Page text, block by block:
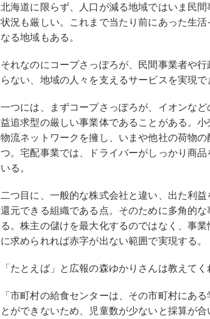
北海道に限らず、人口が減る地域ではいま民
状況も厳しい。これまで当たり前にあった生
なる地域もある。
それなのにコープさっぽろが、民間事業者や
らない、地域の人々を支えるサービスを実現
一つには、まずコープさっぽろが、イオンな
益追求型の厳しい事業体であることがある。
物流ネットワークを擁し、いまや他社の荷物
つ。宅配事業では、ドライバーがしっかり商
いる。
二つ目に、一般的な株式会社と違い、出た利
還元できる組織である点。そのために多角的
る。株主の儲けを最大化するのではなく、事
に求められれば赤字が出ない範囲で実現する。
「たとえば」と広報の森ゆかりさんは教えてく
「市町村の給食センターは、その市町村にあ
とができないため、児童数が少ないと採算が